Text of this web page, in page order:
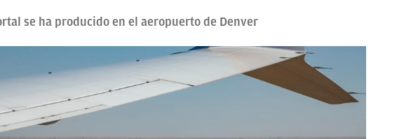
se ha producido en el aeropuerto de Denver